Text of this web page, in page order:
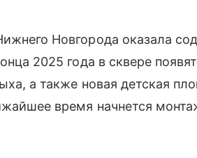
Новгорода оказала
2025 года в сквере
а также новая детская
время начнется